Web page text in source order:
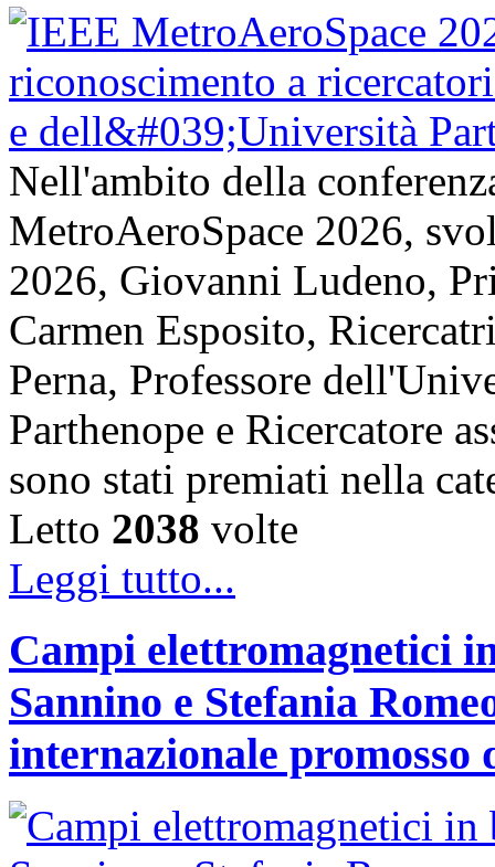
Nell'ambito della
MetroAeroSpace 2026,
2026, Giovanni Ludeno,
Carmen Esposito,
Perna, Professore
Parthenope e Ricercatore
sono stati premiati nella
Letto 2038 volte
Leggi tutto...
Campi elettromagnetici
Sannino e Stefania
internazionale promosso